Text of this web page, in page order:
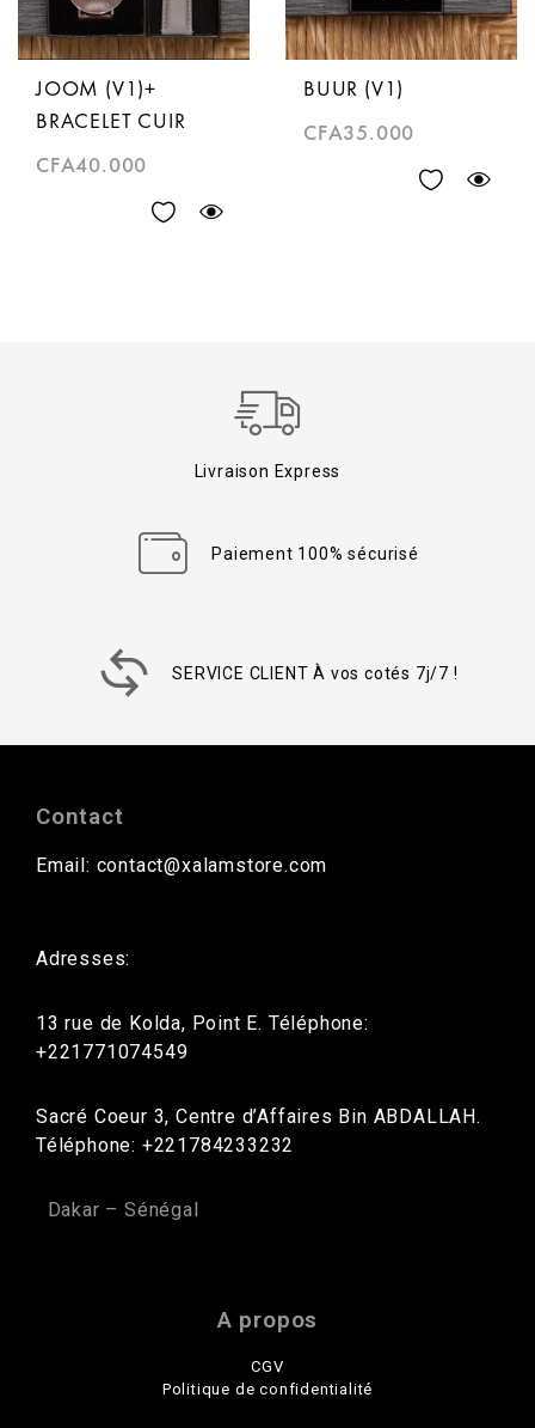
JOOM (V1)+
BRACELET CUIR
CFA40.000
BUUR (V1)
CFA35.000
Livraison Express
Paiement 100% sécurisé
SERVICE CLIENT À vos cotés 7j/7 !
Contact
Email: contact@xalamstore.com
Adresses:
13 rue de Kolda, Point E. Téléphone:
+221771074549
Sacré Coeur 3, Centre d’Affaires Bin ABDALLAH.
Téléphone: +221784233232
Dakar – Sénégal
A propos
CGV
Politique de confidentialité